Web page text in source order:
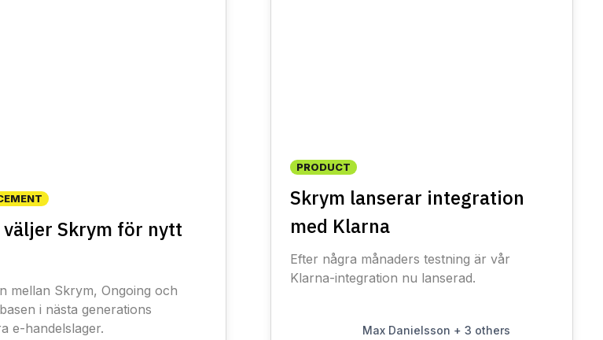
Skrym för nytt
mellan Skrym, Ongoing och
i nästa generations
e-handelslager.
PRODUCT
Skrym lanserar integration
med Klarna
Efter några månaders testning är vår
Klarna-integration nu lanserad.
Max Danielsson + 3 others